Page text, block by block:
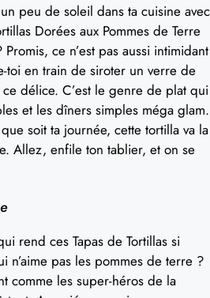
peu de soleil dans ta cuisine avec
Dorées aux Pommes de Terre
ce n’est pas aussi intimidant
toi en train de siroter un verre de
délice. C’est le genre de plat qui
et les dîners simples méga glam.
soit ta journée, cette tortilla va la
Allez, enfile ton tablier, et on se
rend ces Tapas de Tortillas si
n’aime pas les pommes de terre ?
comme les super-héros de la